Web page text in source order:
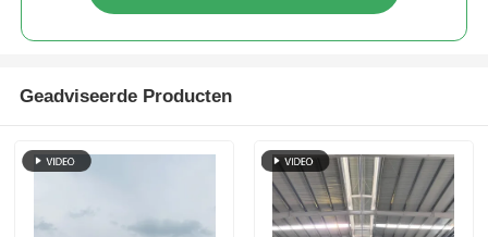
Geadviseerde Producten